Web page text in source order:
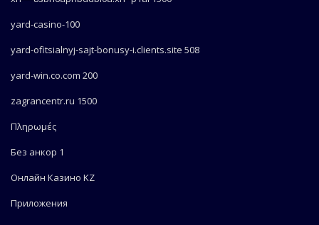
yard-casino-100
yard-ofitsialnyj-sajt-bonusy-i.clients.site 508
yard-win.co.com 200
zagrancentr.ru 1500
Πληρωμές
Без анкор 1
Онлайн Казино KZ
Приложения